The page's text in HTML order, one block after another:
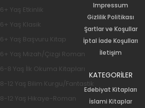
6+ Yaş Etkinlik
6+ Yaş Klasik
6+ Yaş Başvuru Kitap
6+ Yaş Mizah/Çizgi Roman
6-8 Yaş İlk Okuma Kitapları
8-12 Yaş Bilim Kurgu/Fantastik
8-12 Yaş Hikaye-Roman
Impressum
Gizlilik Politikası
Şartlar ve Koşullar
İptal İade Koşulları
İletişim
KATEGORİLER
Edebiyat Kitapları
İslami Kitaplar